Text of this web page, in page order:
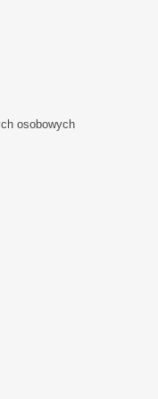
osobowych